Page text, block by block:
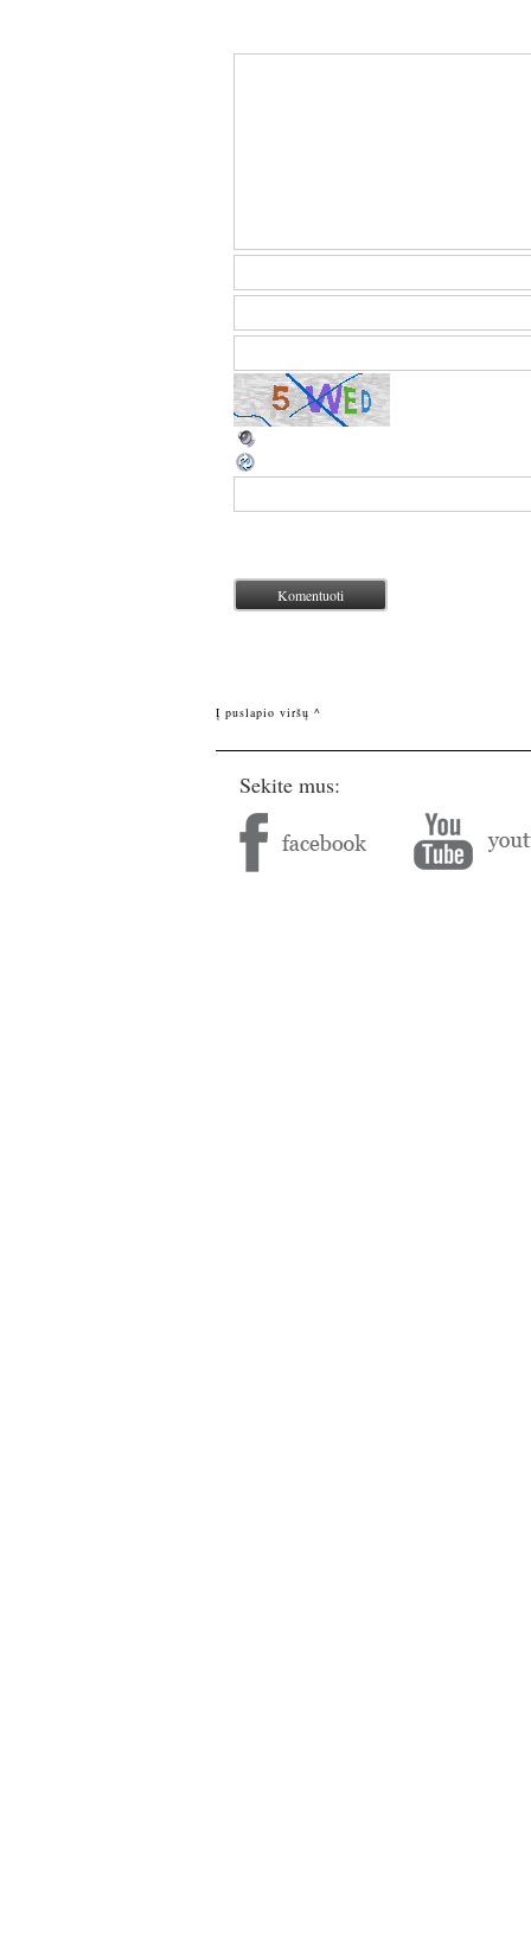
Į puslapio viršų ^
Sekite mus: